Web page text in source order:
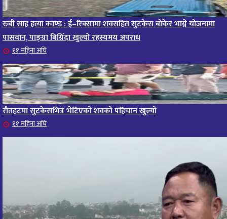
रुबी साह हत्या काण्ड : ई–रिक्सामा शवसहित सुटकेस बोकेर भाग्ने योजनामा
पासवान, पाङ्ग्रा बिग्रिँदा खुल्यो रहस्यमय अपराध
११ महिना अघि
रौतहटमा सुटकेसभित्र भेटिएको शवको पहिचान खुल्यो
११ महिना अघि